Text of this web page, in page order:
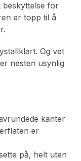
beskyttelse for
er topp til å
Og vet
nesten usynlig
kanter
er
på, helt uten